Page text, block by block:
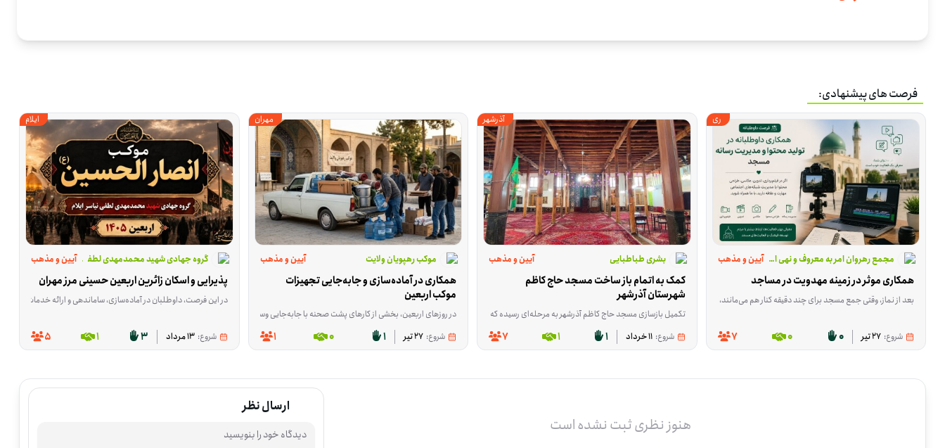
فرصت های پیشنهادی:
ری
مجمع رهروان امر به معروف و نهی از منکر شهرستان پردیس
آیین و مذهب
همکاری موثر در زمینه مهدویت در مساجد
بعد از نماز، وقتی جمع مسجد برای چند دقیقه کنار هم می‌مانند، قرار است محتوای کوتاه و قابل فهمی درباره مهدویت پخش شود؛ محتوایی که با ویدئوپروژکتور نمایش داده می‌شود و بین ۳ تا ۱۰ دقیقه زمان می‌گیرد. این فرصت برای اجرای همین برنامه در مسجدها شکل گرفته و داوطلب می‌تواند در هماهنگی، پخش محتوا یا فراهم‌کردن امکان اجرا نقش داشته باشد. این فعالیت در تهران، شهرری برگزار می‌شود و برای افرادی مناسب است که در مسجد محله خود حضور دارند، مسئولیت فرهنگی مسجد را بر عهده دارند یا می‌توانند به اجرای طرح در مسجدها کمک کنند. کسانی که امکان تهیه ویدئوپروژکتور برای مسجدها را دارند هم می‌توانند در پیشبرد این کار اثر مثبت داشته باشند. اگر این نوع همکاری برایتان مناسب است، می‌توانید برای مشارکت در اجرای این برنامه اعلام آمادگی کنید.
شروع: 27 تیر 0
0
7
آذرشهر
بشری طباطبایی آیین و مذهب
شهرستان آذرشهر
تکمیل بازسازی مسجد حاج کاظم آذرشهر به مرحله‌ای رسیده که برای ادامه‌ی کار، هم کمک مالی لازم است و هم حضور داوطلبانی که در کارهای اجرایی ساختمان مهارت دارند. این فرصت برای پیشبرد بخش‌هایی از بناست که بدون تأمین هزینه یا نیروی متخصص، نیمه‌تمام می‌ماند. اگر در بنایی، گچ‌کاری، اجرای نما و کارهای مشابه تجربه دارید، می‌توانید مستقیم در روند تکمیل این مسجد نقش داشته باشید. این فعالیت در آذرشهرِ آذربایجان شرقی انجام می‌شود و برای کسانی مناسب است که می‌خواهند مهارت فنی
شروع: 11 خرداد 1
1
7
مهران
موکب رهپویان ولایت آیین و مذهب
موکب اربعین
در روزهای اربعین، بخشی از کارهای پشت صحنه با جابه‌جایی وسایل و رساندن اقلام مورد نیاز پیش می‌رود. این فرصت برای کسی مناسب است که بتواند با وانت، بار و وسایل لازم را داخل شهر جابه‌جا کند، خریدهای مورد نیاز را برساند و بین موکب‌ها رفت‌وآمد داشته باشد. محل این فعالیت مهران در استان ایلام است و از امروز
شروع: 27 تیر 1
0
1
ایلام
گروه جهادی شهید محمدمهدی لطفی نیاسر ایلام
آیین و مذهب
پذیرایی و اسکان زائرین اربعین حسینی مرز مهران
در این فرصت، داوطلبان در آماده‌سازی، ساماندهی و ارائه خدمات اسکان
شروع: 13 مرداد 3
1
5
هنوز نظری ثبت نشده است
ارسال نظر